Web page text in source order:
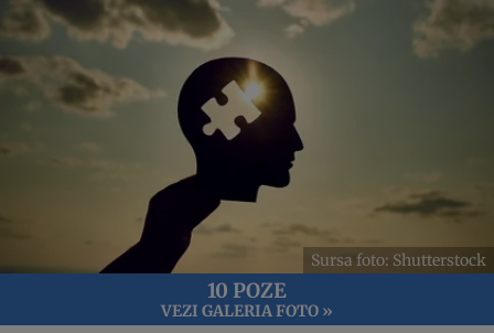
Sursa foto: Shutterstock
10 POZE
VEZI GALERIA FOTO »